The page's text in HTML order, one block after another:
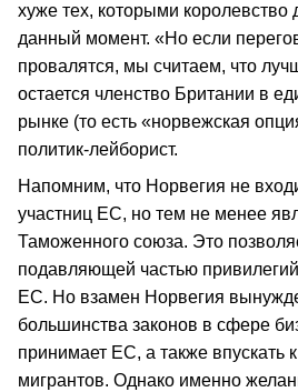
хуже тех, которыми королевство
данный момент. «Но если
провалятся, мы считаем, что
остается членство Британии в
рынке (то есть «норвежская
политик-лейборист.
Напомним, что Норвегия не
участниц ЕС, но тем не менее
Таможенного союза. Это
подавляющей частью
ЕС. Но взамен Норвегия
большинства законов в сфере
принимает ЕС, а также впускать
мигрантов. Однако именно